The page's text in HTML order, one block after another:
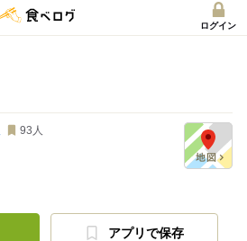
ログイン
93 人
アプリで保存